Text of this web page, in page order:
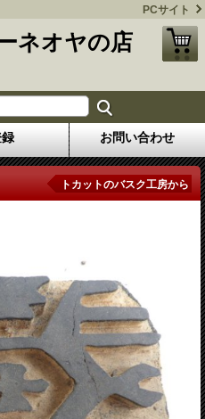
PCサイト
ネオヤの店
お問い合わせ
トカットのバスク工房から